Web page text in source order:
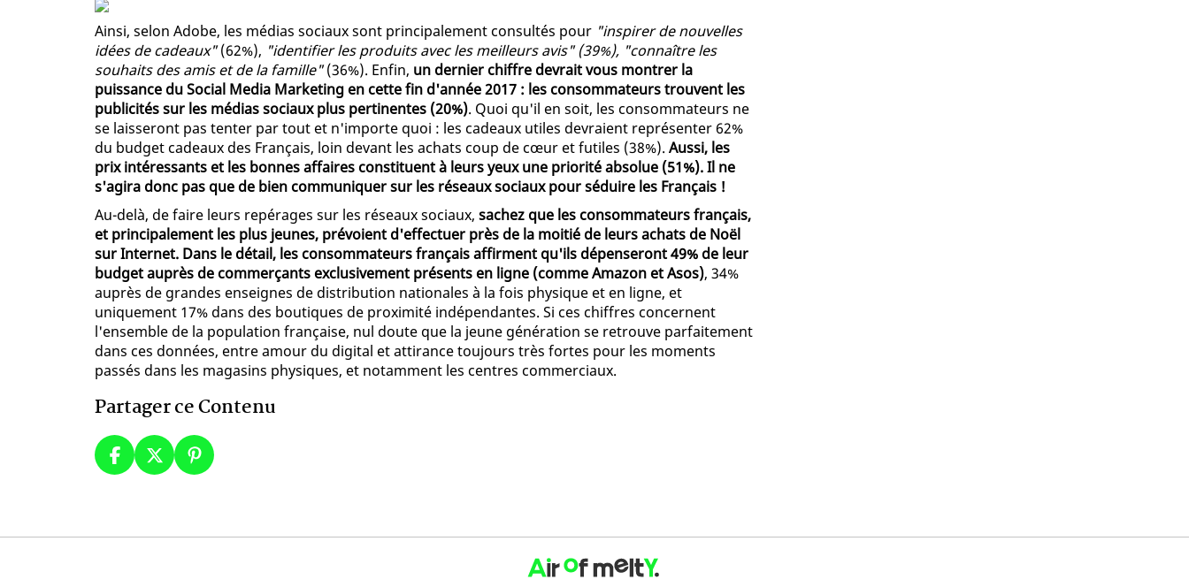
Ainsi, selon Adobe, les médias sociaux sont principalement consultés pour "inspirer de nouvelles
idées de cadeaux"(62%), "identifier les produits avec les meilleurs avis" (39%), "connaître les
souhaits des amis et de la famille"(36%). Enfin, un dernier chiffre devrait vous montrer la
puissance du Social Media Marketing en cette fin d'année 2017 : les consommateurs trouvent les
publicités sur les médias sociaux plus pertinentes (20%). Quoi qu'il en soit, les consommateurs ne
se laisseront pas tenter par tout et n'importe quoi : les cadeaux utiles devraient représenter 62%
du budget cadeaux des Français, loin devant les achats coup de cœur et futiles (38%). Aussi, les
prix intéressants et les bonnes affaires constituent à leurs yeux une priorité absolue (51%). Il ne
s'agira donc pas que de bien communiquer sur les réseaux sociaux pour séduire les Français !
Au-delà, de faire leurs repérages sur les réseaux sociaux, sachez que les consommateurs français,
et principalement les plus jeunes, prévoient d'effectuer près de la moitié de leurs achats de Noël
sur Internet. Dans le détail, les consommateurs français affirment qu'ils dépenseront 49% de leur
budget auprès de commerçants exclusivement présents en ligne (comme Amazon et Asos), 34%
auprès de grandes enseignes de distribution nationales à la fois physique et en ligne, et
uniquement 17% dans des boutiques de proximité indépendantes. Si ces chiffres concernent
l'ensemble de la population française, nul doute que la jeune génération se retrouve parfaitement
dans ces données, entre amour du digital et attirance toujours très fortes pour les moments
passés dans les magasins physiques, et notamment les centres commerciaux.
Partager ce Contenu